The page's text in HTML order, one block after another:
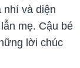
nhí và diện
mẹ. Cậu bé
lời chúc